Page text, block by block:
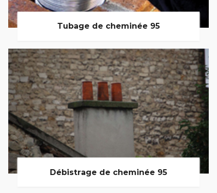
Tubage de cheminée 95
Débistrage de cheminée 95